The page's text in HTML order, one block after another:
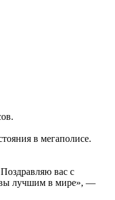
в мегаполисе.
вас с
лучшим в мире», —